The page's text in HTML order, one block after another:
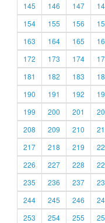
145
146 147
154
155 156
163
164 165
172
173 174
181
182 183
190
191 192
199
200 201
208
209 210
217
218 219
226
227 228
235
236 237
244
245 246
253
254 255